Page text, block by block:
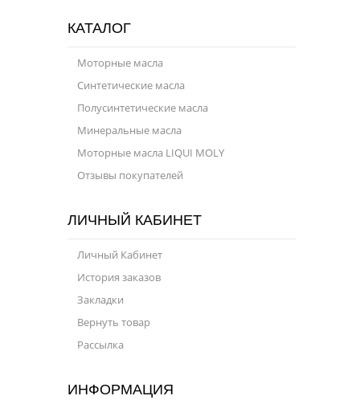
Садовая программа
Промышленная программа
Зимняя программа
КАТАЛОГ
Моторные масла
Синтетические масла
Полусинтетические масла
Минеральные масла
Моторные масла LIQUI MOLY
Отзывы покупателей
ЛИЧНЫЙ КАБИНЕТ
Личный Кабинет
История заказов
Закладки
Вернуть товар
Рассылка
ИНФОРМАЦИЯ